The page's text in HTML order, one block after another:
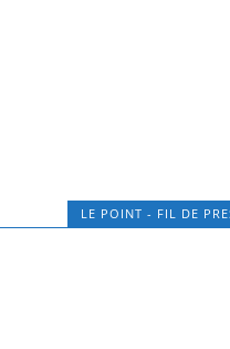
LE POINT - FIL DE